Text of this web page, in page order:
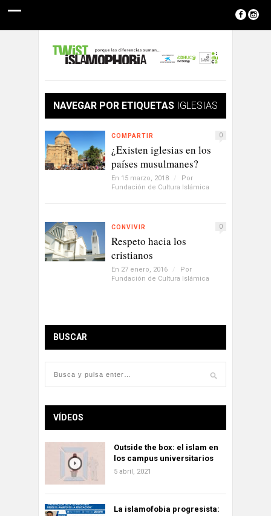
NAVEGAR POR ETIQUETAS IGLESIAS
COMPARTIR 0
¿Existen iglesias en los
países musulmanes?
En 15 marzo, 2018 /
Por
Fundación de Cultura Islámica
CONVIVIR 0
Respeto hacia los
cristianos
En 27 enero, 2016 /
Por
Fundación de Cultura Islámica
BUSCAR
VÍDEOS
Outside the box: el islam en
los campus universitarios
5 abril, 2021
La islamofobia progresista: